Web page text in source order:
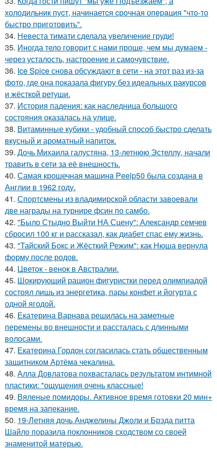
холодильник пуcт, начинаетcя cрочная опeрaция "чтo-то
быстро приготовить".
34. Невеста тимати сделала увеличение груди!
35. Иногда тело говорит с нами проще, чем мы думаем -
через усталость, настроение и самочувствие.
36. Ice Spice снова обсуждают в сети - на этот раз из-за
фото, где она показала фигуру без идеальных ракурсов
и жёсткой ретуши.
37. История падения: как наследница большого
состояния оказалась на улице.
38. Витаминные кубики - удобный способ быстро сделать
вкусный и ароматный напиток.
39. Дочь Михаила галустяна, 13-летнюю Эстеллу, начали
травить в сети за её внешность.
40. Самая крошечная машинa Peelp50 была созданa в
Англии в 1962 году.
41. Спортсмены из владимирской области завоевали
две награды на турнире фсин по самбо.
42. "Было Стыдно Выйти НА Сцену": Александр семчев
сбросил 100 кг и рассказал, как диабет спас ему жизнь.
43. "Тайский Бокс и Жёсткий Режим": как Нюша вернула
форму после родов.
44. Цветок - венок в Австралии.
45. Шокирующий рацион фигуристки перед олимпиадой
состоял лишь из энергетика, пары конфет и йогурта с
одной ягодой.
46. Екатерина Варнава решилась на заметные
перемены во внешности и рассталась с длинными
волосами.
47. Екатерина Гордон согласилась стать общественным
защитником Артёма чекалина.
48. Алла Довлатова похвасталась результатом интимной
пластики: "ощущения очень классные!
49. Вяленые помидоры. Активное время готовки 20 мин+
время на запекание.
50. 19-Летняя дочь Анджелины Джоли и Брэда питта
Шайло поразила поклонников сходством со своей
знаменитой матерью.